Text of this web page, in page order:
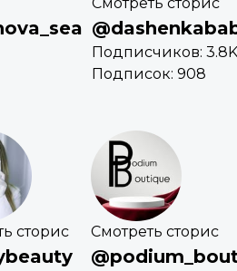
Смотреть сторис
Подписчиков: 3.8K
Подписок: 908
сторис Смотреть сторис